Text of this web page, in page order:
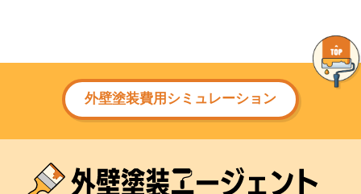
外壁塗装費用シミュレーション